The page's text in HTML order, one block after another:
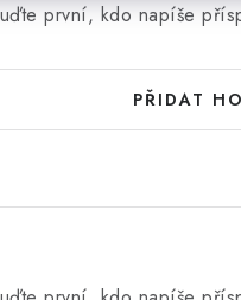
první, kdo napíše
PŘIDAT